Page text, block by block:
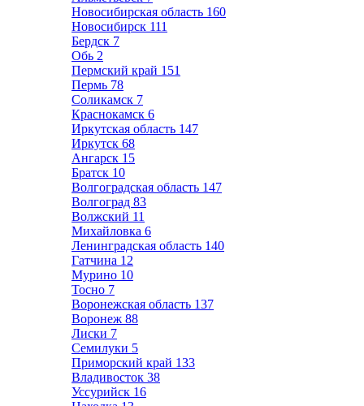
Новосибирская область 160
Новосибирск 111
Бердск 7
Обь 2
Пермский край 151
Пермь 78
Соликамск 7
Краснокамск 6
Иркутская область 147
Иркутск 68
Ангарск 15
Братск 10
Волгоградская область 147
Волгоград 83
Волжский 11
Михайловка 6
Ленинградская область 140
Гатчина 12
Мурино 10
Тосно 7
Воронежская область 137
Воронеж 88
Лиски 7
Семилуки 5
Приморский край 133
Владивосток 38
Уссурийск 16